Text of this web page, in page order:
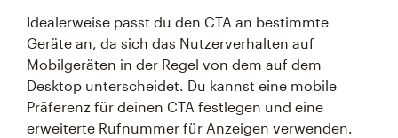
Idealerweise passt du den CTA an bestimmte
Geräte an, da sich das Nutzerverhalten auf
Mobilgeräten in der Regel von dem auf dem
Desktop unterscheidet. Du kannst eine mobile
Präferenz für deinen CTA festlegen und eine
erweiterte Rufnummer für Anzeigen verwenden.